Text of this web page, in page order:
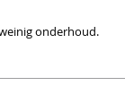
onderhoud.